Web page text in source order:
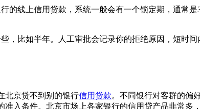
的线上信用贷款，系统一般会有一个锁定期，通常
比如半年。人工审批会记录你的拒绝原因，短时
北京贷不到别的银行信用贷款。不同银行对客群的偏
入条件。北京市场上各家银行的信用贷产品非常多